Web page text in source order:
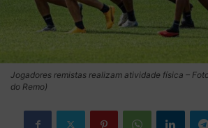
Jogadores remistas realizam atividade física –
do Remo)